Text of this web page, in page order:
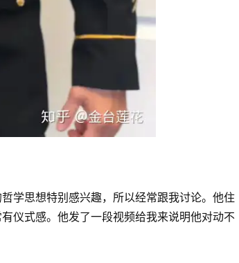
学思想特别感兴趣，所以经常跟我讨论。他住
仪式感。他发了一段视频给我来说明他对动不